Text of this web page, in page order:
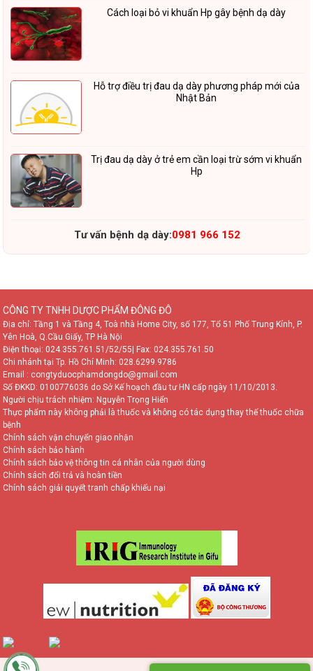
Cách loại bỏ vi khuẩn Hp gây bệnh dạ dày
Hỗ trợ điều trị đau dạ dày phương pháp mới của
Nhật Bản
Trị đau dạ dày ở trẻ em cần loại trừ sớm vi khuẩn
Hp
Tư vấn bệnh dạ dày:0981 966 152
CÔNG TY TNHH DƯỢC PHẨM ĐÔNG ĐÔ
Địa chỉ: Tầng 1 và Tầng 4, Toà nhà Home City, số 177, Tổ 51 Phố Trung Kính, P.
Yên Hoà, Q.Cầu Giấy, TP Hà Nội
Điện thoại: 024.355.761.51/52/55
| Fax: 024.355.761.50
Chi nhánh tại Tp. Hồ Chí Minh: 028.6299.9786
Email : congtyduocphamdongdo@gmail.com
Số ĐKKD: 0100776036 do Sở Kế hoạch đầu tư HN cấp ngày 11/10/2013.
Người chịu trách nhiệm: Nguyễn Trọng Hiển
Thực phẩm này không phải là thuốc và không có tác dụng thay thế thuốc chữa
bệnh
Chính sách vận chuyển giao nhận
Chính sách bảo hành
Chính sách bảo vệ thông tin cá nhân của người dùng
Chính sách đổi trả và hoàn tiền
Chính sách giải quyết tranh chấp khiếu nại